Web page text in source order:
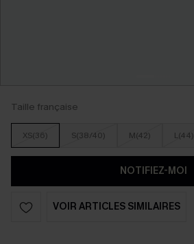
Taille française
XS(36) S(38/40) M(42) L(44)
NOTIFIEZ-MOI
VOIR ARTICLES SIMILAIRES